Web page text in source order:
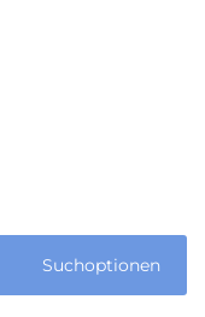
Suchoptionen